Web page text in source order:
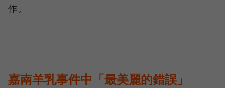
作。
嘉南羊乳事件中「最美麗的錯誤」